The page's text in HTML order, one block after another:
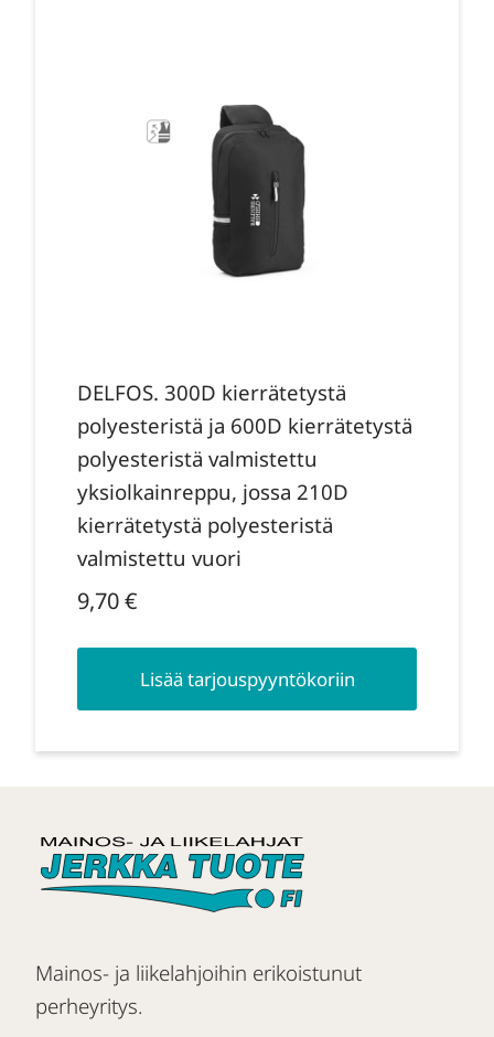
DELFOS. 300D kierrätetystä
polyesteristä ja 600D kierrätetystä
polyesteristä valmistettu
yksiolkainreppu, jossa 210D
kierrätetystä polyesteristä
valmistettu vuori
9,70€
Lisää tarjouspyyntökoriin
Mainos- ja liikelahjoihin erikoistunut
perheyritys.